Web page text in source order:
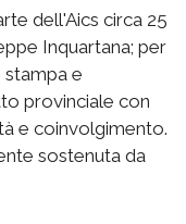
dell'Aics circa 25
Inquartana; per
e
provinciale con
e coinvolgimento.
sostenuta da